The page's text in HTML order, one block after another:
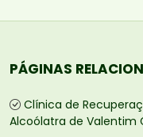
PÁGINAS
Clínica de
Alcoólatra de Valentim